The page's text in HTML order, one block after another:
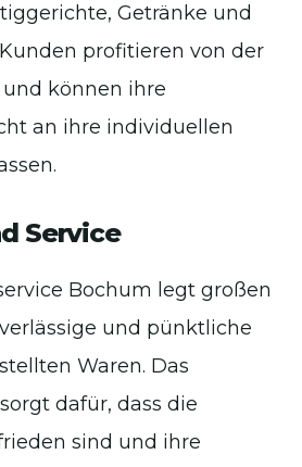
Getränke und
profitieren von der
können ihre
an ihre individuellen
Service
Bochum legt großen
und pünktliche
Waren. Das
dafür, dass die
sind und ihre